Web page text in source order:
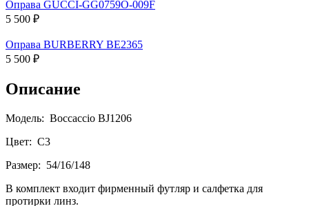
Оправа GUCCI-GG0759O-009F
5 500 ₽
Оправа BURBERRY BE2365
5 500 ₽
Описание
Модель: Boccaccio BJ1206
Цвет: C3
Размер: 54/16/148
В комплект входит фирменный футляр и салфетка для
протирки линз.